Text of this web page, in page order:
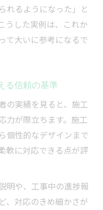
れるようになった」と
うした実例は、これか
て大いに参考になるで
る信頼の基準
の実績を見ると、施工
力が際立ちます。施工
個性的なデザインまで
軟に対応できる点が評
明や、工事中の進捗報
、対応のきめ細かさが